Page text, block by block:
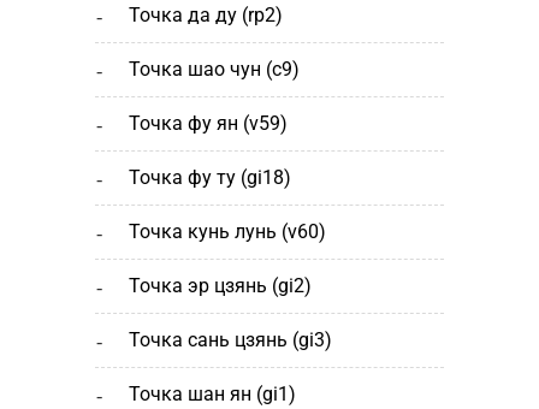
точка да ду (rp2)
точка шао чун (с9)
точка фу ян (v59)
точка фу ту (gi18)
точка кунь лунь (v60)
точка эр цзянь (gi2)
точка сань цзянь (gi3)
точка шан ян (gi1)